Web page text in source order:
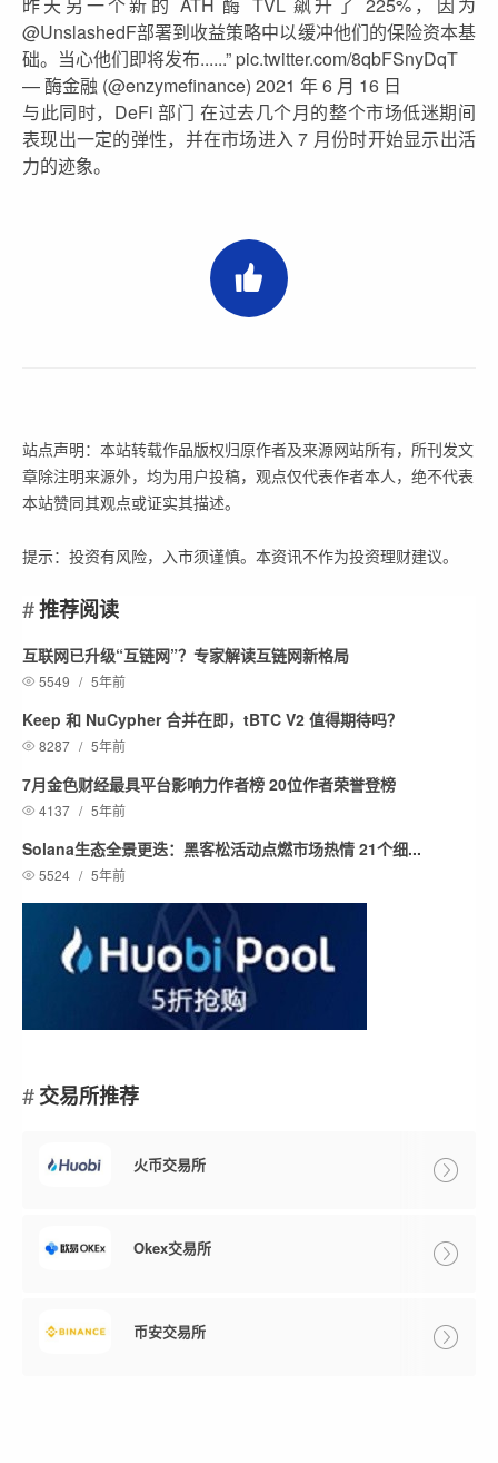
昨天另一个新的 ATH 酶 TVL 飙升了 225%，因为
@UnslashedF部署到收益策略中以缓冲他们的保险资本基
础。当心他们即将发布......” pic.twitter.com/8qbFSnyDqT
— 酶金融 (@enzymefinance) 2021 年 6 月 16 日
与此同时，DeFi 部门 在过去几个月的整个市场低迷期间
表现出一定的弹性，并在市场进入 7 月份时开始显示出活
力的迹象。
站点声明：本站转载作品版权归原作者及来源网站所有，所刊发文
章除注明来源外，均为用户投稿，观点仅代表作者本人，绝不代表
本站赞同其观点或证实其描述。
提示：投资有风险，入市须谨慎。本资讯不作为投资理财建议。
推荐阅读
互联网已升级“互链网”？专家解读互链网新格局
5549 / 5年前
Keep 和 NuCypher 合并在即，tBTC V2 值得期待吗？
8287 / 5年前
7月金色财经最具平台影响力作者榜 20位作者荣誉登榜
4137 / 5年前
Solana生态全景更迭：黑客松活动点燃市场热情 21个细...
5524 / 5年前
交易所推荐
火币交易所
Okex交易所
币安交易所